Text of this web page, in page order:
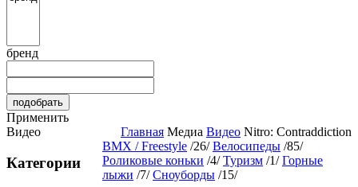
бренд
Применить
Видео
Главная Медиа Видео Nitro: Contraddiction
Категории
BMX / Freestyle /26/ Велосипеды /85/
Роликовые коньки /4/ Туризм /1/ Горные
лыжи /7/ Сноуборды /15/